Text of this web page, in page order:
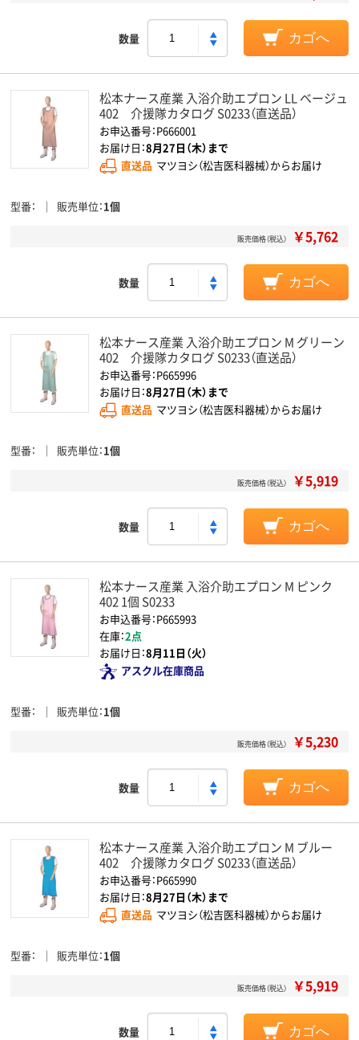
数量 カゴへ
松本ナース産業 入浴介助エプロン LL ベージュ
402 介援隊カタログ S0233（直送品）
お申込番号：P666001
お届け日：8月27日（木）まで
直送品 マツヨシ（松吉医科器械）からお届け
型番 販売単位 1個
販売価格（税込） ￥5,762
数量 カゴへ
松本ナース産業 入浴介助エプロン M グリーン
402 介援隊カタログ S0233（直送品）
お申込番号：P665996
お届け日：8月27日（木）まで
直送品 マツヨシ（松吉医科器械）からお届け
型番 販売単位 1個
販売価格（税込） ￥5,919
数量 カゴへ
松本ナース産業 入浴介助エプロン M ピンク
402 1個 S0233
お申込番号：P665993
在庫：2点
お届け日：8月11日（火）
アスクル在庫商品
型番 販売単位 1個
販売価格（税込） ￥5,230
数量 カゴへ
松本ナース産業 入浴介助エプロン M ブルー
402 介援隊カタログ S0233（直送品）
お申込番号：P665990
お届け日：8月27日（木）まで
直送品 マツヨシ（松吉医科器械）からお届け
型番 販売単位 1個
販売価格（税込） ￥5,919
数量 カゴへ